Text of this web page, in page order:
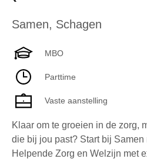
Samen, Schagen
MBO
Parttime
Vaste aanstelling
Klaar om te groeien in de zorg,
die bij jou past? Start bij Samen
Helpende Zorg en Welzijn met